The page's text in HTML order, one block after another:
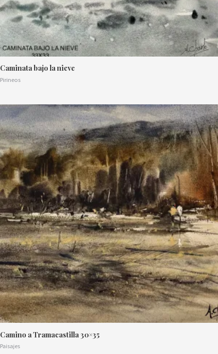
Caminata bajo la nieve
Pirineos
Camino a Tramacastilla 30×35
Paisajes